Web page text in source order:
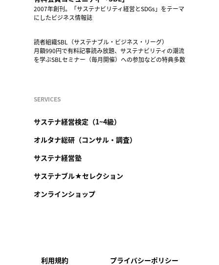
2007年創刊。「サステナビリティ経営とSDGs」をテーマ
にしたビジネス情報誌
読者組織SBL（サステナブル・ビジネス・リーグ）
月額990円で有料記事読み放題、サステナビリティの潮流
を学ぶSBLセミナー（毎月開催）への参加などの特典多数
SERVICES
サステナ経営検定（1~4級）
オルタナ総研（コンサル・調査）
サステナ経営塾
サステナブル★セレクション
オンラインショップ
利用規約 プライバシーポリシー